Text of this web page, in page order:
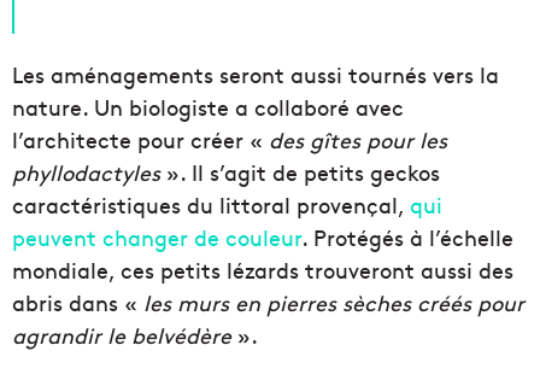
Les aménagements seront aussi tournés vers la
nature. Un biologiste a collaboré avec
l’architecte pour créer « des gîtes pour les
phyllodactyles». Il s’agit de petits geckos
caractéristiques du littoral provençal, qui
peuvent changer de couleur. Protégés à l’échelle
mondiale, ces petits lézards trouveront aussi des
abris dans « les murs en pierres sèches créés pour
agrandir le belvédère».